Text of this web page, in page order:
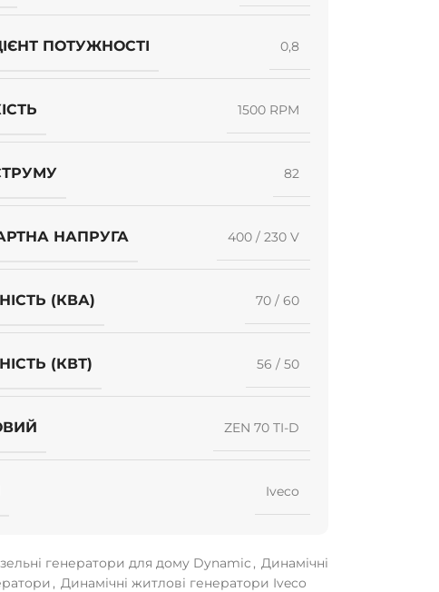
ПОТУЖНОСТІ 0,8
1500 RPM
82
НАПРУГА 400 / 230 V
(КВА) 70 / 60
(КВТ) 56 / 50
ZEN 70 TI-D
Iveco
генератори для дому Dynamic , Динамічні
, Динамічні житлові генератори Iveco